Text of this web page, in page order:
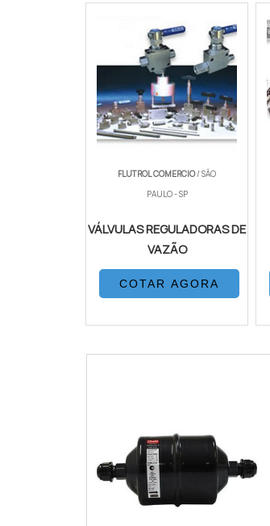
FLUTROL COMERCIO/ SÃO
PAULO - SP
VÁLVULAS REGULADORAS DE
VAZÃO
COTAR AGORA